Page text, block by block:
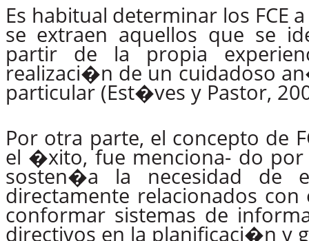
Es habitual determinar los FCE a
se extraen aquellos que se
partir de la propia
realizaci�n de un cuidadoso
particular (Est�ves y Pastor,
Por otra parte, el concepto de
el �xito, fue menciona- do
sosten�a la necesidad de
directamente relacionados con
conformar sistemas de
directivos en la planificaci�n y